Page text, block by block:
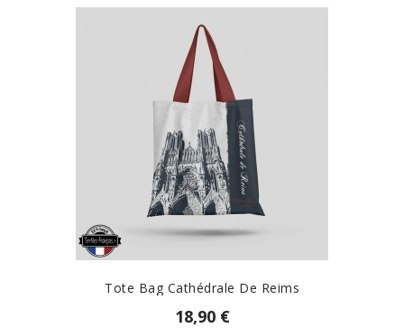
Tote Bag Cathédrale De Reims
18,90 €